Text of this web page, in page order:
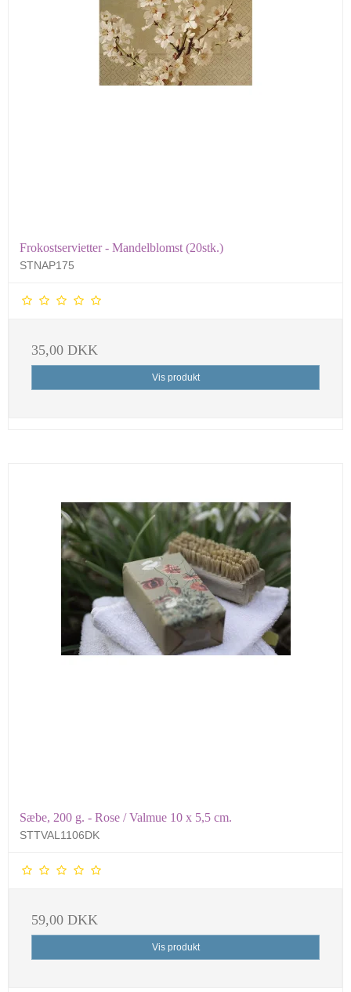
Frokostservietter - Mandelblomst (20stk.)
STNAP175
35,00 DKK
Vis produkt
Sæbe, 200 g. - Rose / Valmue 10 x 5,5 cm.
STTVAL1106DK
59,00 DKK
Vis produkt